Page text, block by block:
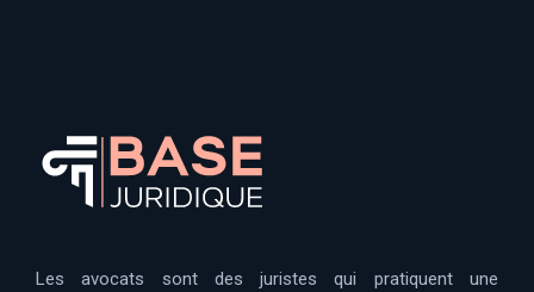
Les avocats sont des juristes qui pratiquent une